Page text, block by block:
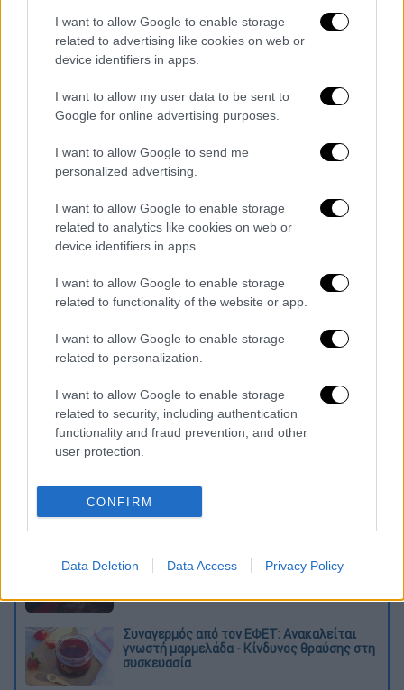
I want to allow Google to enable storage
related to advertising like cookies on web or
device identifiers in apps.
I want to allow my user data to be sent to
Google for online advertising purposes.
I want to allow Google to send me
personalized advertising.
I want to allow Google to enable storage
related to analytics like cookies on web or
device identifiers in apps.
I want to allow Google to enable storage
related to functionality of the website or app.
I want to allow Google to enable storage
related to personalization.
I want to allow Google to enable storage
related to security, including authentication
functionality and fraud prevention, and other
user protection.
CONFIRM
Data Deletion Data Access Privacy Policy
Αυτή δεν είναι πρώτη φορά πουπύθωνας
έχει βρεθεί να τριγυρνάει τους δρόμους της
Αγγλίας, καθώς η εγκατάλειψη αυτών των
ζώων είναι κοινό φαινόμενο καθώς πολλοί
τους αγοράζουν πολλές φορές παρορμητικά,
καταλαβαίνουν γρήγορα πως δεν μπορούν να
διαχειριστούν τόσο επικίνδυνα ζώα.
Διαβάστε ακόμη
Θρήνος για τον Λιονέλ Μέσι: Πέθανε στα 68
του χρόνια ο πατέρας του, Χόρχε
Φωτιά στην Αττικοβοιωτία: Πώς στήθηκε η
μεγάλη επιχείρηση διάσωσης - 254 πολίτες
Συναγερμός από τον ΕΦΕΤ: Ανακαλείται
γνωστή μαρμελάδα - Κίνδυνος θραύσης στη
συσκευασία